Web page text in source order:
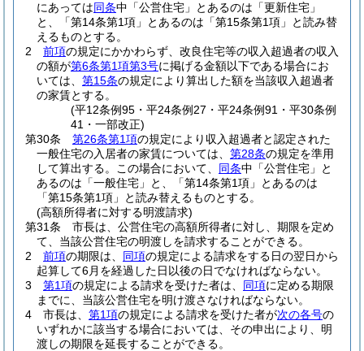
にあっては同条中「公営住宅」とあるのは「更新住宅」
と、「第14条第1項」とあるのは「第15条第1項」と読み替
えるものとする。
2
前項の規定にかかわらず、改良住宅等の収入超過者の収入
の額が第6条第1項第3号に掲げる金額以下である場合にお
いては、 第15条の規定により算出した額を当該収入超過者
の家賃とする。
(平12条例95・平24条例27・平24条例91・平30条例
41・一部改正)
第30条
第26条第1項の規定により収入超過者と認定された
一般住宅の入居者の家賃については、 第28条の規定を準用
して算出する。
この場合において、 同条中「公営住宅」と
あるのは「一般住宅」と、「第14条第1項」とあるのは
「第15条第1項」と読み替えるものとする。
(高額所得者に対する明渡請求)
第31条
市長は、公営住宅の高額所得者に対し、期限を定め
て、当該公営住宅の明渡しを請求することができる。
2
前項の期限は、 同項の規定による請求をする日の翌日から
起算して6月を経過した日以後の日でなければならない。
3
第1項の規定による請求を受けた者は、 同項に定める期限
までに、当該公営住宅を明け渡さなければならない。
4
市長は、 第1項の規定による請求を受けた者が次の各号の
いずれかに該当する場合においては、その申出により、明
渡しの期限を延長することができる。